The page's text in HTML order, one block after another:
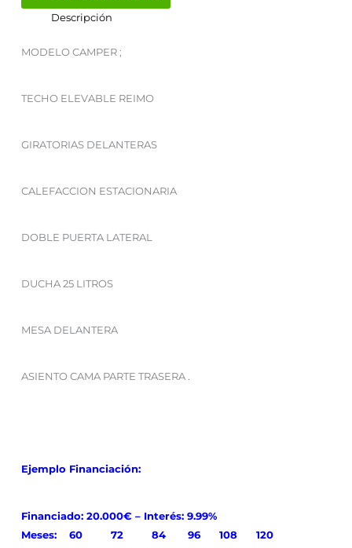
Descripción
MODELO CAMPER ;
TECHO ELEVABLE REIMO
GIRATORIAS DELANTERAS
CALEFACCION ESTACIONARIA
DOBLE PUERTA LATERAL
DUCHA 25 LITROS
MESA DELANTERA
ASIENTO CAMA PARTE TRASERA .
Ejemplo Financiación:
Financiado: 20.000€ – Interés: 9.99%
Meses: 60 72 84 96 108 120